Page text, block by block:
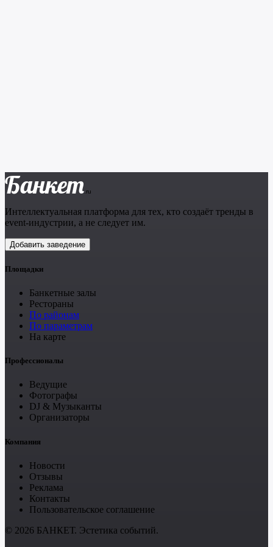
Банкет .ru
Интеллектуальная платформа для тех, кто создаёт тренды в
event-индустрии, а не следует им.
Добавить заведение
Площадки
Банкетные залы
Рестораны
По районам
По параметрам
На карте
Профессионалы
Ведущие
Фотографы
DJ & Музыканты
Организаторы
Компания
Новости
Отзывы
Реклама
Контакты
Пользовательское соглашение
© 2026 БАНКЕТ. Эстетика событий.